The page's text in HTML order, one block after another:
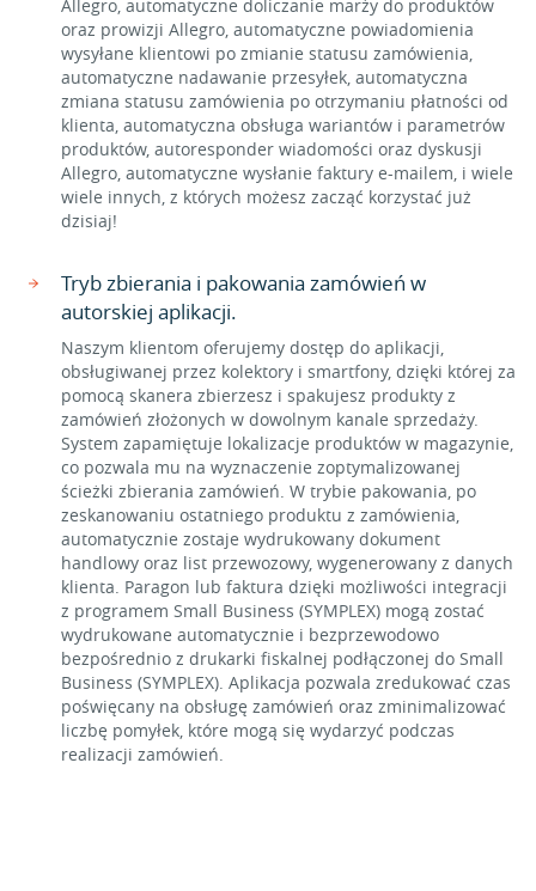
Allegro, automatyczne doliczanie marży do produktów
oraz prowizji Allegro, automatyczne powiadomienia
wysyłane klientowi po zmianie statusu zamówienia,
automatyczne nadawanie przesyłek, automatyczna
zmiana statusu zamówienia po otrzymaniu płatności od
klienta, automatyczna obsługa wariantów i parametrów
produktów, autoresponder wiadomości oraz dyskusji
Allegro, automatyczne wysłanie faktury e-mailem, i wiele
wiele innych, z których możesz zacząć korzystać już
dzisiaj!
Tryb zbierania i pakowania zamówień w
autorskiej aplikacji.
Naszym klientom oferujemy dostęp do aplikacji,
obsługiwanej przez kolektory i smartfony, dzięki której za
pomocą skanera zbierzesz i spakujesz produkty z
zamówień złożonych w dowolnym kanale sprzedaży.
System zapamiętuje lokalizacje produktów w magazynie,
co pozwala mu na wyznaczenie zoptymalizowanej
ścieżki zbierania zamówień. W trybie pakowania, po
zeskanowaniu ostatniego produktu z zamówienia,
automatycznie zostaje wydrukowany dokument
handlowy oraz list przewozowy, wygenerowany z danych
klienta. Paragon lub faktura dzięki możliwości integracji
z programem Small Business (SYMPLEX) mogą zostać
wydrukowane automatycznie i bezprzewodowo
bezpośrednio z drukarki fiskalnej podłączonej do Small
Business (SYMPLEX). Aplikacja pozwala zredukować czas
poświęcany na obsługę zamówień oraz zminimalizować
liczbę pomyłek, które mogą się wydarzyć podczas
realizacji zamówień.